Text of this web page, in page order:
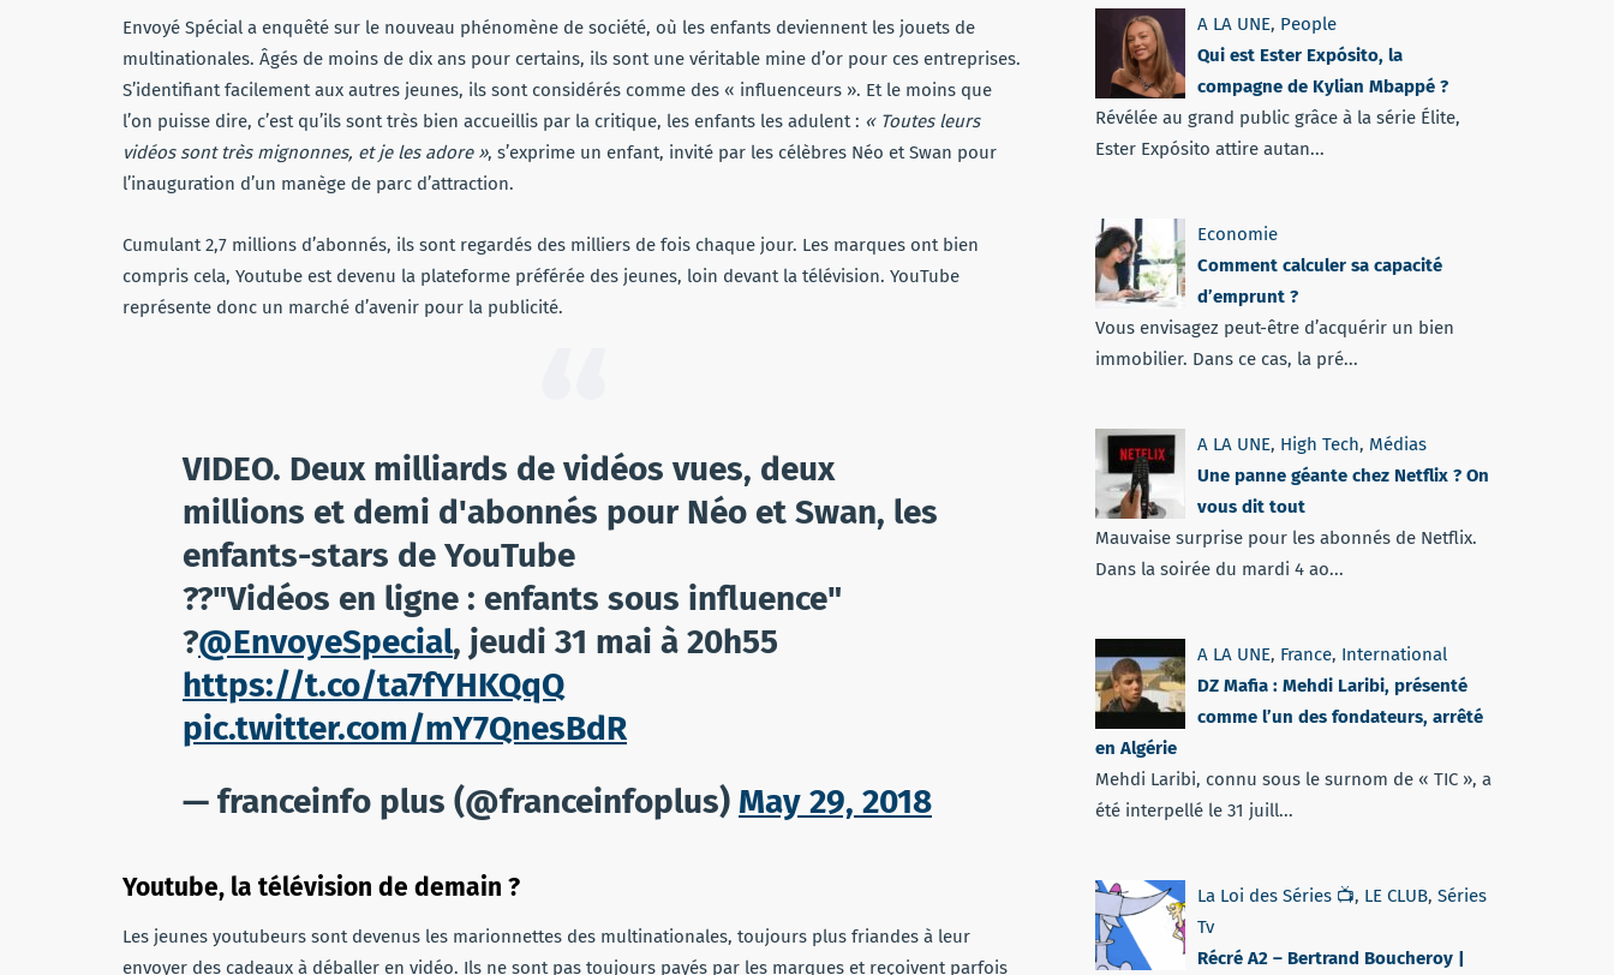
Envoyé Spécial a enquêté sur le nouveau phénomène de société, où les enfants deviennent les jouets de
multinationales. Âgés de moins de dix ans pour certains, ils sont une véritable mine d’or pour ces entreprises.
S’identifiant facilement aux autres jeunes, ils sont considérés comme des « influenceurs ». Et le moins que
l’on puisse dire, c’est qu’ils sont très bien accueillis par la critique, les enfants les adulent : « Toutes leurs
vidéos sont très mignonnes, et je les adore », s’exprime un enfant, invité par les célèbres Néo et Swan pour
l’inauguration d’un manège de parc d’attraction.
Cumulant 2,7 millions d’abonnés, ils sont regardés des milliers de fois chaque jour. Les marques ont bien
compris cela, Youtube est devenu la plateforme préférée des jeunes, loin devant la télévision. YouTube
représente donc un marché d’avenir pour la publicité.
VIDEO. Deux milliards de vidéos vues, deux
millions et demi d'abonnés pour Néo et Swan, les
enfants-stars de YouTube
??"Vidéos en ligne : enfants sous influence"
?@EnvoyeSpecial, jeudi 31 mai à 20h55
https://t.co/ta7fYHKQqQ
pic.twitter.com/mY7QnesBdR
— franceinfo plus (@franceinfoplus) May 29, 2018
Youtube, la télévision de demain ?
Les jeunes youtubeurs sont devenus les marionnettes des multinationales, toujours plus friandes à leur
envoyer des cadeaux à déballer en vidéo. Ils ne sont pas toujours payés par les marques et reçoivent parfois
A LA UNE, People
Qui est Ester Expósito, la
compagne de Kylian Mbappé ?
Révélée au grand public grâce à la série Élite,
Ester Expósito attire autan...
Economie
Comment calculer sa capacité
d’emprunt ?
Vous envisagez peut-être d’acquérir un bien
immobilier. Dans ce cas, la pré...
A LA UNE, High Tech, Médias
Une panne géante chez Netflix ? On
vous dit tout
Mauvaise surprise pour les abonnés de Netflix.
Dans la soirée du mardi 4 ao...
A LA UNE, France, International
DZ Mafia : Mehdi Laribi, présenté
comme l’un des fondateurs, arrêté
en Algérie
Mehdi Laribi, connu sous le surnom de « TIC », a
été interpellé le 31 juill...
La Loi des Séries 📺, LE CLUB, Séries
Tv
Récré A2 – Bertrand Boucheroy |